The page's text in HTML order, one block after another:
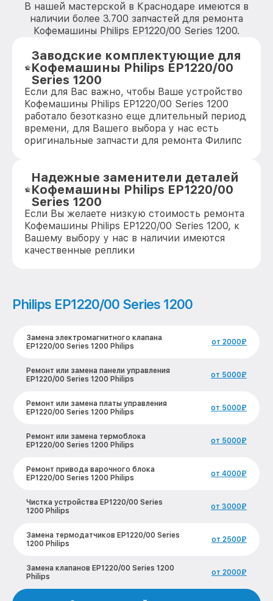
В нашей мастерской в Краснодаре имеются в
наличии более 3.700 запчастей для ремонта
Кофемашины Philips EP1220/00 Series 1200.
Заводские комплектующие для
Кофемашины Philips EP1220/00
Series 1200
Если для Вас важно, чтобы Ваше устройство
Кофемашины Philips EP1220/00 Series 1200
работало безотказно еще длительный период
времени, для Вашего выбора у нас есть
оригинальные запчасти для ремонта Филипс
Надежные заменители деталей
Кофемашины Philips EP1220/00
Series 1200
Если Вы желаете низкую стоимость ремонта
Кофемашины Philips EP1220/00 Series 1200, к
Вашему выбору у нас в наличии имеются
качественные реплики
Philips EP1220/00 Series 1200
Замена электромагнитного клапана
EP1220/00 Series 1200 Philips
от 2000₽
Ремонт или замена панели управления
EP1220/00 Series 1200 Philips
от 5000₽
Ремонт или замена платы управления
EP1220/00 Series 1200 Philips
от 5000₽
Ремонт или замена термоблока
EP1220/00 Series 1200 Philips
от 5000₽
Ремонт привода варочного блока
EP1220/00 Series 1200 Philips
от 4000₽
Чистка устройства EP1220/00 Series
1200 Philips
от 3000₽
Замена термодатчиков EP1220/00 Series
1200 Philips
от 2500₽
Замена клапанов EP1220/00 Series 1200
Philips
от 2000₽